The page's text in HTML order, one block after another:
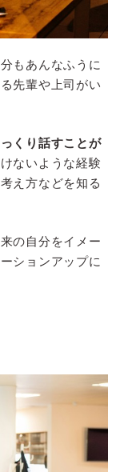
もあんなふうに
先輩や上司がい
くり話すことが
ないような経験
え方などを知る
の自分をイメー
ションアップに